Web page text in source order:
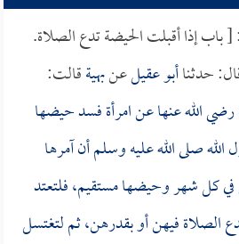
[ باب إذا أقبلت الحيضة تدع الصلاة.
حدثناأبو عقيلعنبهيةقالت:
رضي الله عنها عن امرأة فسد حيضها
صلى الله عليه وسلم أن آمرها
كل شهر وحيضها مستقيم، فلتعتد
الصلاة فيهن أو بقدرهن، ثم لتغتسل